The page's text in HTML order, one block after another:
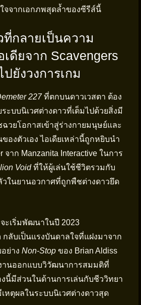
จจากเอกภพสุดล้ำของซีรีส์นี้
ที่กลายเป็นความ
เดียจาก Scavengers
ยังวงการเกม
227ที่ตกบนดาวเวสตา ต้อง
ะบบนิเวศต่างดาวที่เต็มไปด้วยสิ่งมี
วยโอกาสเข้าสู่ร่างกายมนุษย์และ
องตัวเอง ไอเดียเหล่านี้ถูกหยิบนำ
จาก Manzanita Interactive ในการ
Voidที่ให้ผู้เล่นใช้ชีวิตรวมกับ
วในยานอวกาศที่ถูกพืชต่างดาวยึด
ะเริ่มพัฒนาในปี 2023
กลับเป็นแรงบันดาลใจที่แฝงมาจาก
ย่าง Non-Stop ของ Brian Aldiss
านออกแบบวิวัฒนาการสมมติที่
งนี้มีส่วนในด้านการเล่นกับชีววิทยา
ตุผลในระบบนิเวศต่างดาวสุด